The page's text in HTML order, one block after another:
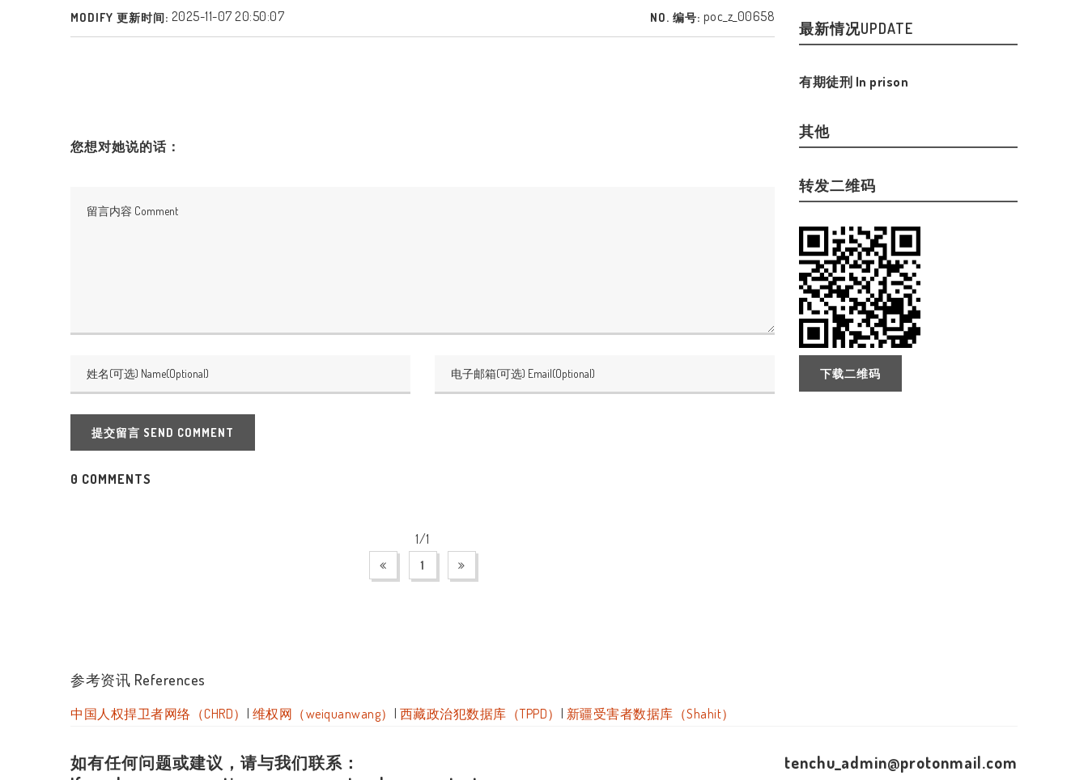
MODIFY 更新时间: 2025-11-07 20:50:07 NO. 编号: poc_z_00658
您想对她说的话：
提交留言 SEND COMMENT
0 COMMENTS
1/1
1
最新情况UPDATE
有期徒刑 In prison
其他
转发二维码
下载二维码
参考资讯 References
中国人权捍卫者网络（CHRD） 维权网（weiquanwang） 西藏政治犯数据库（TPPD） 新疆受害者数据库（Shahit）
如有任何问题或建议，请与我们联系：
tenchu_admin@protonmail.com